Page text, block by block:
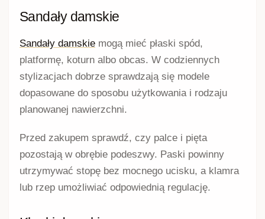
Sandały damskie
Sandały damskie mogą mieć płaski spód,
platformę, koturn albo obcas. W codziennych
stylizacjach dobrze sprawdzają się modele
dopasowane do sposobu użytkowania i rodzaju
planowanej nawierzchni.
Przed zakupem sprawdź, czy palce i pięta
pozostają w obrębie podeszwy. Paski powinny
utrzymywać stopę bez mocnego ucisku, a klamra
lub rzep umożliwiać odpowiednią regulację.